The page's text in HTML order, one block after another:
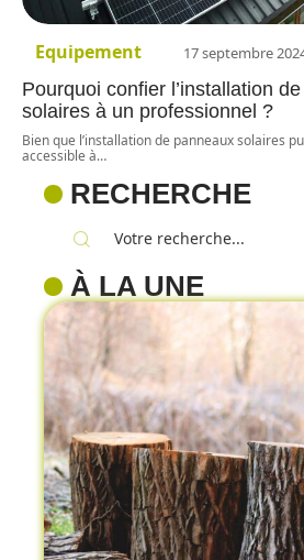
Equipement 17 septembre
Pourquoi confier l’installation
solaires à un professionnel ?
Bien que l’installation de panneaux solaires
accessible à…
RECHERCHE
À LA UNE